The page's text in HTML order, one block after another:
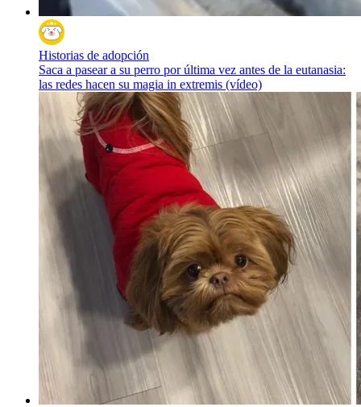
Historias de adopción
Saca a pasear a su perro por última vez antes de la eutanasia:
las redes hacen su magia in extremis (vídeo)